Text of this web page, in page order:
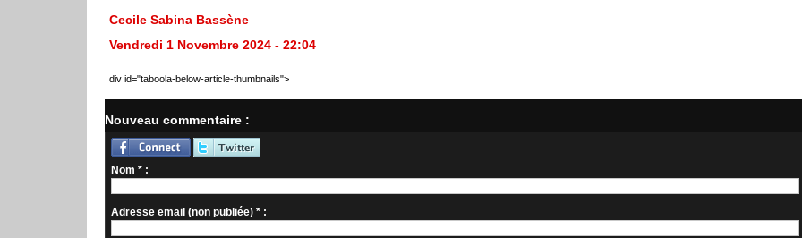
Cecile Sabina Bassène
Vendredi 1 Novembre 2024 - 22:04
div id="taboola-below-article-thumbnails">
Nouveau commentaire :
Nom * :
Adresse email (non publiée) * :